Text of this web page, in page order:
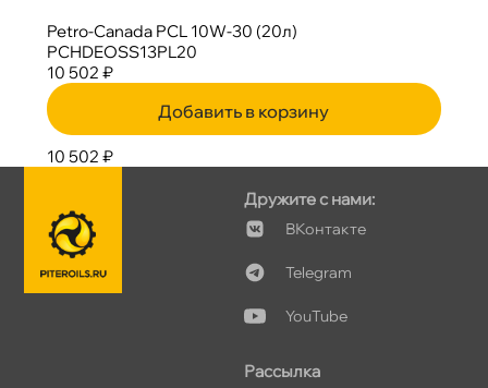
Petro-Canada PCL 10W-30 (20л)
PCHDEOSS13PL20
10 502 ₽
Добавить в корзину
10 502 ₽
Дружите с нами:
Контакте
Telegram
YouTube
Рассылка